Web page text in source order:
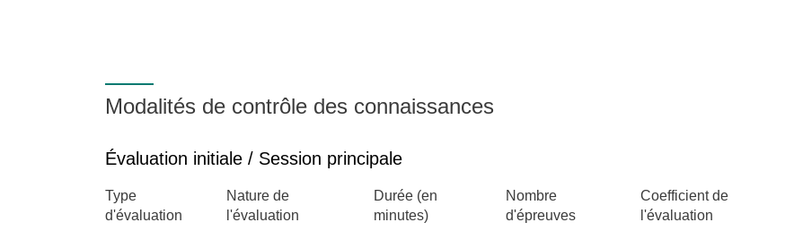
Modalités de contrôle des connaissances
Évaluation initiale / Session principale
Type
d'évaluation
Nature de
l'évaluation
Durée (en
minutes)
Nombre
d'épreuves
Coefficient de
l'évaluation